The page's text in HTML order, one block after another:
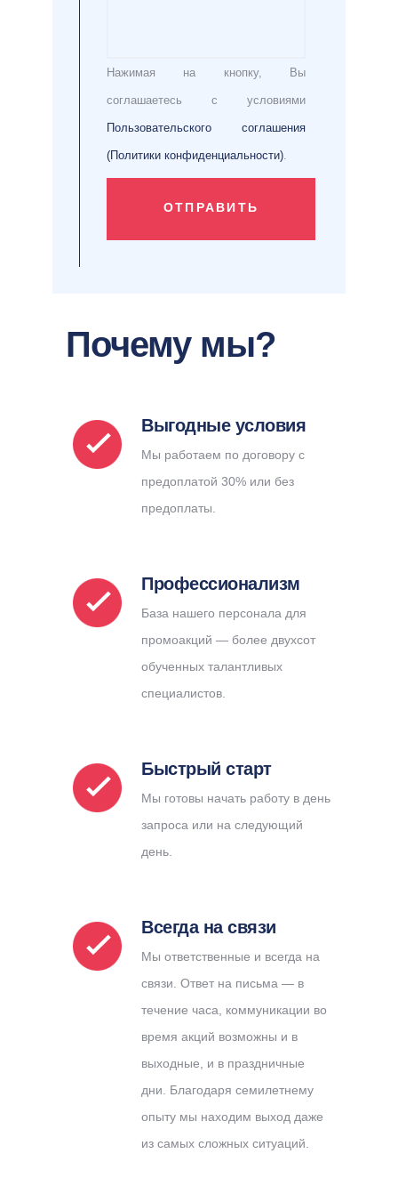
Нажимая на кнопку, Вы
соглашаетесь с условиями
Пользовательского соглашения
(Политики конфиденциальности).
ОТПРАВИТЬ
Почему мы?
Выгодные условия
Мы работаем по договору с
предоплатой 30% или без
предоплаты.
Профессионализм
База нашего персонала для
промоакций — более двухсот
обученных талантливых
специалистов.
Быстрый старт
Мы готовы начать работу в день
запроса или на следующий
день.
Всегда на связи
Мы ответственные и всегда на
связи. Ответ на письма — в
течение часа, коммуникации во
время акций возможны и в
выходные, и в праздничные
дни. Благодаря семилетнему
опыту мы находим выход даже
из самых сложных ситуаций.